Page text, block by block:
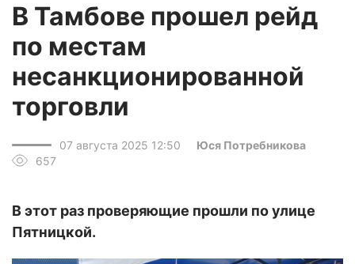
В Тамбове прошел рейд
по местам
несанкционированной
торговли
07 августа 2025 12:50
Юся Потребникова
657
В этот раз проверяющие прошли по улице
Пятницкой.